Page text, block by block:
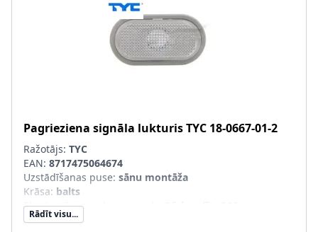
Pagrieziena signāla lukturisTYC 18-0667-01-2
Ražotājs: TYC
EAN: 8717475064674
Uzstādīšanas puse: sānu montāža
Krāsa: balts
Ekspluatācijas atļaujas veids
Papildus artikuls/Papildus informācija
Rādīt visu...